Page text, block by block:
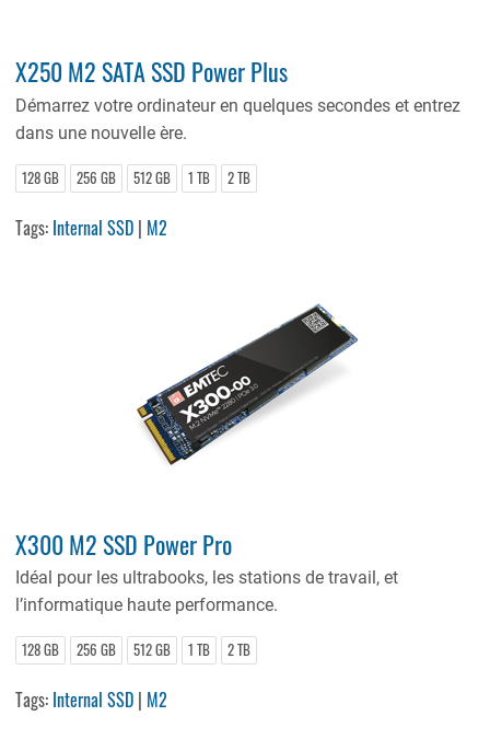
X250 M2 SATA SSD Power Plus
Démarrez votre ordinateur en quelques secondes et entrez
dans une nouvelle ère.
128 GB 256 GB 512 GB 1 TB 2 TB
Tags: Internal SSD | M2
X300 M2 SSD Power Pro
Idéal pour les ultrabooks, les stations de travail, et
l’informatique haute performance.
128 GB 256 GB 512 GB 1 TB 2 TB
Tags: Internal SSD | M2